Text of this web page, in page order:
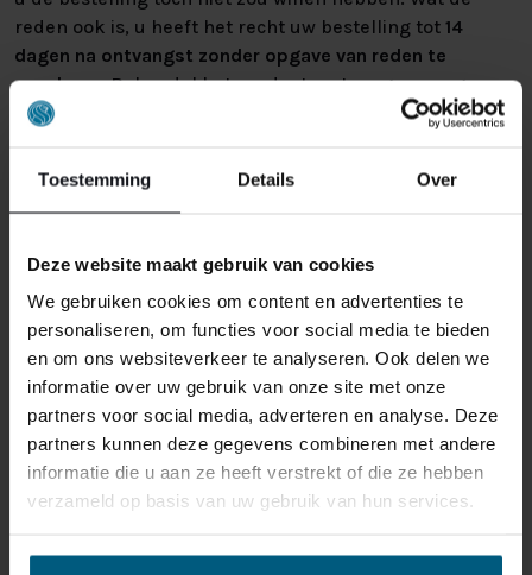
Toestemming Details Over
Deze website maakt gebruik van cookies
We gebruiken cookies om content en advertenties te
personaliseren, om functies voor social media te bieden
en om ons websiteverkeer te analyseren. Ook delen we
informatie over uw gebruik van onze site met onze
partners voor social media, adverteren en analyse. Deze
partners kunnen deze gegevens combineren met andere
informatie die u aan ze heeft verstrekt of die ze hebben
verzameld op basis van uw gebruik van hun services.
reden ook is, u heeft het recht uw bestelling tot 14
dagen na ontvangst zonder opgave van reden te
annuleren. Behandel het product met zorg en zorg
ervoor dat deze bij het retour sturen goed verpakt is.
meer beschadigd dan nodig, dan kunnen we deze
waardevermindering van het product aan u
GERELATEERDE PRODUCTEN